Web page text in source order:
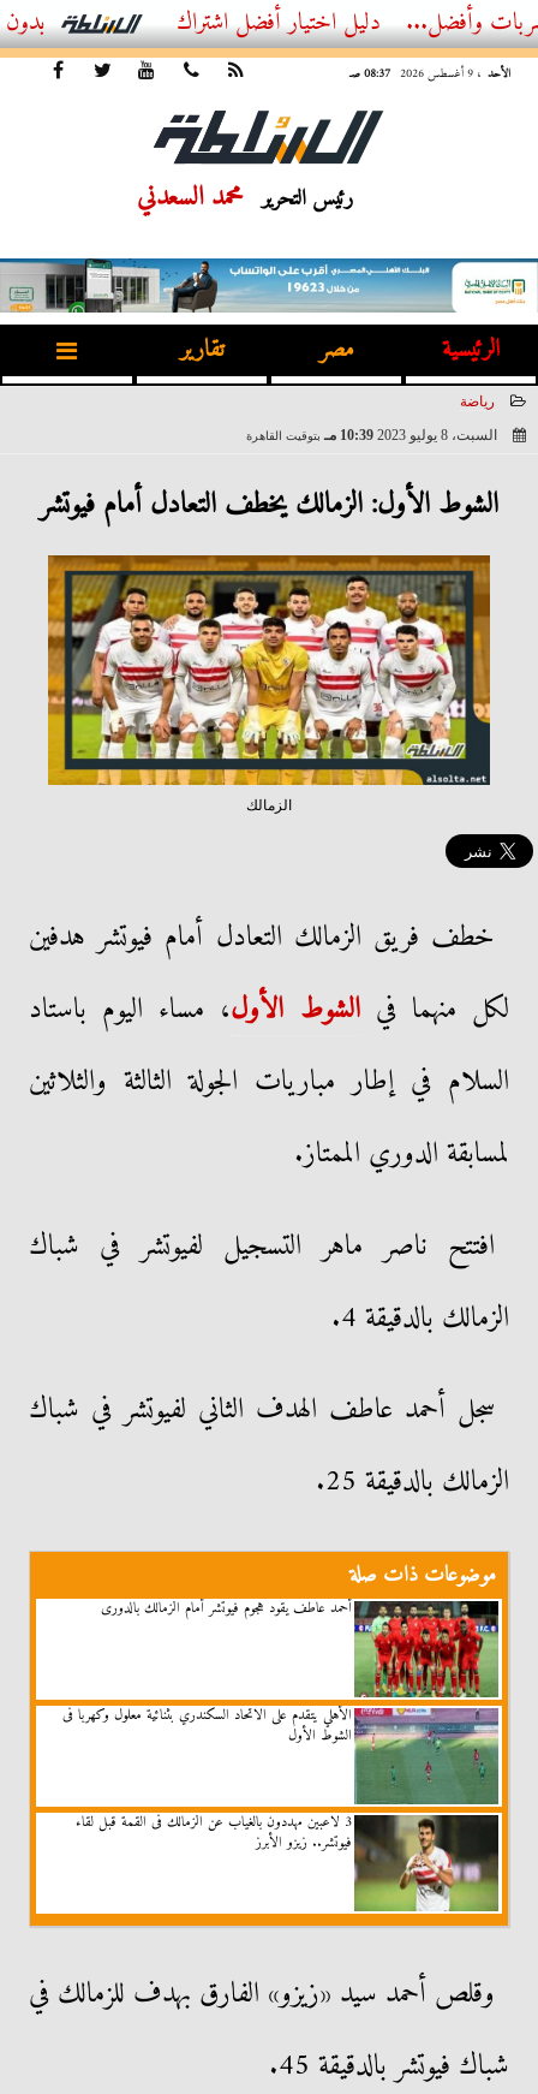
أفضل اشتراك IPTV بدون تقطيع 2026 – دليل المشاهد العصري
الأحد ، 9 أغسطس 2026 08:37 صـ
رئيس التحرير محمد السعدني
الرئيسية مصر تقارير
رياضة
السبت، 8 يوليو 2023
10:39 مـ بتوقيت القاهرة
الشوط الأول: الزمالك يخطف التعادل أمام فيوتشر
الزمالك
خطف فريق الزمالك التعادل أمام فيوتشر هدفين
لكل منهما فيالشوط الأول، مساء اليوم باستاد
السلام في إطار مباريات الجولة الثالثة والثلاثين
لمسابقة الدوري الممتاز.
افتتح ناصر ماهر التسجيل لفيوتشر في شباك
الزمالك بالدقيقة 4.
سجل أحمد عاطف الهدف الثاني لفيوتشر في شباك
الزمالك بالدقيقة 25.
موضوعات ذات صلة
أحمد عاطف يقود هجوم فيوتشر أمام الزمالك بالدورى
الأهلي يتقدم على الاتحاد السكندري بثنائية معلول وكهربا فى
الشوط الأول
3 لاعبين مهددون بالغياب عن الزمالك فى القمة قبل لقاء
فيوتشر.. زيزو الأبرز
وقلص أحمد سيد «زيزو» الفارق بهدف للزمالك في
شباك فيوتشر بالدقيقة 45.